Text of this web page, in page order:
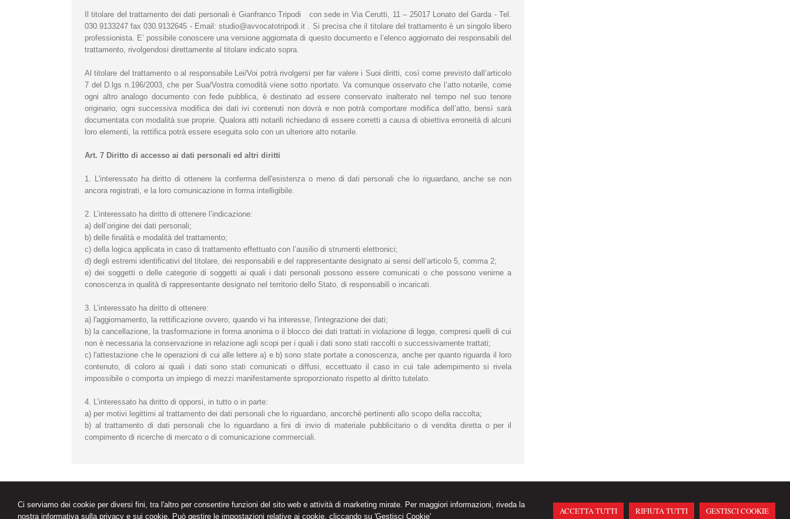
Ci serviamo dei cookie per diversi fini, tra l'altro per consentire funzioni del sito web e attività di marketing mirate. Per maggiori informazioni, riveda la
nostra informativa sulla privacy e sui cookie. Può gestire le impostazioni relative ai cookie, cliccando su 'Gestisci Cookie'
ACCETTA TUTTI RIFIUTA TUTTI GESTISCI COOKIE
Il titolare del trattamento dei dati personali è Gianfranco Tripodi con sede in Via Cerutti, 11 – 25017 Lonato del Garda - Tel.
030.9133247 fax 030.9132645 - Email: studio@avvocatotripodi.it . Si precisa che il titolare del trattamento è un singolo libero
professionista. E’ possibile conoscere una versione aggiornata di questo documento e l’elenco aggiornato dei responsabili del
trattamento, rivolgendosi direttamente al titolare indicato sopra.
Al titolare del trattamento o al responsabile Lei/Voi potrà rivolgersi per far valere i Suoi diritti, così come previsto dall’articolo
7 del D.lgs n.196/2003, che per Sua/Vostra comodità viene sotto riportato. Va comunque osservato che l’atto notarile, come
ogni altro analogo documento con fede pubblica, è destinato ad essere conservato inalterato nel tempo nel suo tenore
originario; ogni successiva modifica dei dati ivi contenuti non dovrà e non potrà comportare modifica dell’atto, bensì sarà
documentata con modalità sue proprie. Qualora atti notarili richiedano di essere corretti a causa di obiettiva erroneità di alcuni
loro elementi, la rettifica potrà essere eseguita solo con un ulteriore atto notarile.
Art. 7 Diritto di accesso ai dati personali ed altri diritti
1. L'interessato ha diritto di ottenere la conferma dell'esistenza o meno di dati personali che lo riguardano, anche se non
ancora registrati, e la loro comunicazione in forma intelligibile.
2. L’interessato ha diritto di ottenere l’indicazione:
a) dell’origine dei dati personali;
b) delle finalità e modalità del trattamento;
c) della logica applicata in caso di trattamento effettuato con l’ausilio di strumenti elettronici;
d) degli estremi identificativi del titolare, dei responsabili e del rappresentante designato ai sensi dell’articolo 5, comma 2;
e) dei soggetti o delle categorie di soggetti ai quali i dati personali possono essere comunicati o che possono venirne a
conoscenza in qualità di rappresentante designato nel territorio dello Stato, di responsabili o incaricati.
3. L’interessato ha diritto di ottenere:
a) l'aggiornamento, la rettificazione ovvero, quando vi ha interesse, l'integrazione dei dati;
b) la cancellazione, la trasformazione in forma anonima o il blocco dei dati trattati in violazione di legge, compresi quelli di cui
non è necessaria la conservazione in relazione agli scopi per i quali i dati sono stati raccolti o successivamente trattati;
c) l'attestazione che le operazioni di cui alle lettere a) e b) sono state portate a conoscenza, anche per quanto riguarda il loro
contenuto, di coloro ai quali i dati sono stati comunicati o diffusi, eccettuato il caso in cui tale adempimento si rivela
impossibile o comporta un impiego di mezzi manifestamente sproporzionato rispetto al diritto tutelato.
4. L’interessato ha diritto di opporsi, in tutto o in parte:
a) per motivi legittimi al trattamento dei dati personali che lo riguardano, ancorché pertinenti allo scopo della raccolta;
b) al trattamento di dati personali che lo riguardano a fini di invio di materiale pubblicitario o di vendita diretta o per il
compimento di ricerche di mercato o di comunicazione commerciali.
Avv. Gianfranco Tripodi
Studio legale
Via Cerutti, 11 -Lonato del Garda 25017,BS
Tel.030.9133247Fax030.9132645